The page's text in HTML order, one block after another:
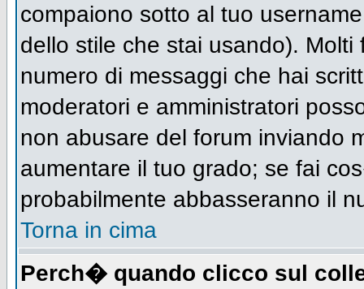
compaiono sotto al tuo
dello stile che stai usando).
numero di messaggi che hai
moderatori e amministratori
non abusare del forum inviando
aumentare il tuo grado; se fai
probabilmente abbasseranno il
Torna in cima
Perch� quando clicco sul